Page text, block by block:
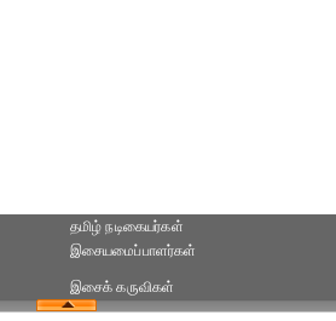
தமிழ் நடிகையர்கள்
இசையமைப்பாளர்கள்
இசைக் கருவிகள்